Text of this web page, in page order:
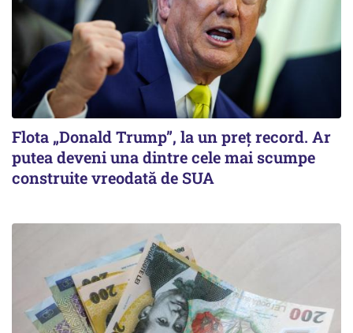
Flota „Donald Trump”, la un preț record. Ar
putea deveni una dintre cele mai scumpe
construite vreodată de SUA